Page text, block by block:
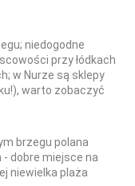
niedogodne
przy łódkach
w Nurze są sklepy
warto zobaczyć
brzegu polana
- dobre miejsce na
niewielka plaża